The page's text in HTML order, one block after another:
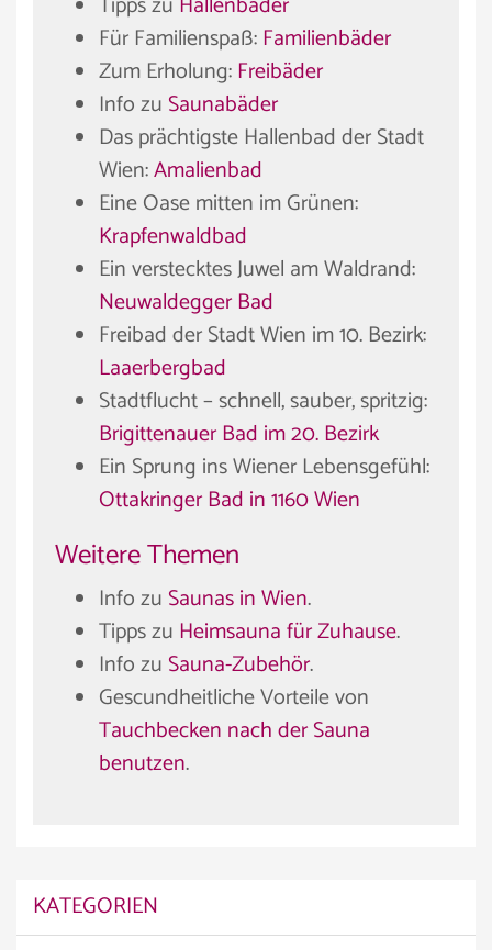
Für Familienspaß:Familienbäder
Zum Erholung:Freibäder
Info zuSaunabäder
Das prächtigste Hallenbad der Stadt
Wien:Amalienbad
Eine Oase mitten im Grünen:
Krapfenwaldbad
Ein verstecktes Juwel am Waldrand:
Neuwaldegger Bad
Freibad der Stadt Wien im 10. Bezirk:
Laaerbergbad
Stadtflucht – schnell, sauber, spritzig:
Brigittenauer Bad im 20. Bezirk
Ein Sprung ins Wiener Lebensgefühl:
Ottakringer Bad in 1160 Wien
Weitere Themen
Info zuSaunas in Wien.
Tipps zu Heimsauna für Zuhause.
Info zuSauna-Zubehör.
Gescundheitliche Vorteile von
Tauchbecken nach der Sauna
benutzen.
KATEGORIEN